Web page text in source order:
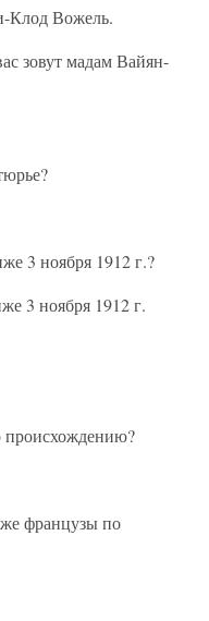
Клод Вожель.
зовут мадам Вайян-
3 ноября 1912 г.?
3 ноября 1912 г.
французы по